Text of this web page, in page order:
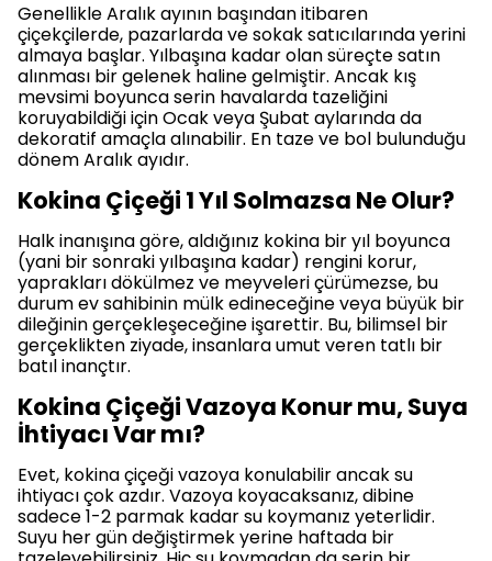
Genellikle Aralık ayının başından itibaren
çiçekçilerde, pazarlarda ve sokak satıcılarında yerini
almaya başlar. Yılbaşına kadar olan süreçte satın
alınması bir gelenek haline gelmiştir. Ancak kış
mevsimi boyunca serin havalarda tazeliğini
koruyabildiği için Ocak veya Şubat aylarında da
dekoratif amaçla alınabilir. En taze ve bol bulunduğu
dönem Aralık ayıdır.
Kokina Çiçeği 1 Yıl Solmazsa Ne Olur?
Halk inanışına göre, aldığınız kokina bir yıl boyunca
(yani bir sonraki yılbaşına kadar) rengini korur,
yaprakları dökülmez ve meyveleri çürümezse, bu
durum ev sahibinin mülk edineceğine veya büyük bir
dileğinin gerçekleşeceğine işarettir. Bu, bilimsel bir
gerçeklikten ziyade, insanlara umut veren tatlı bir
batıl inançtır.
Kokina Çiçeği Vazoya Konur mu, Suya
İhtiyacı Var mı?
Evet, kokina çiçeği vazoya konulabilir ancak su
ihtiyacı çok azdır. Vazoya koyacaksanız, dibine
sadece 1-2 parmak kadar su koymanız yeterlidir.
Suyu her gün değiştirmek yerine haftada bir